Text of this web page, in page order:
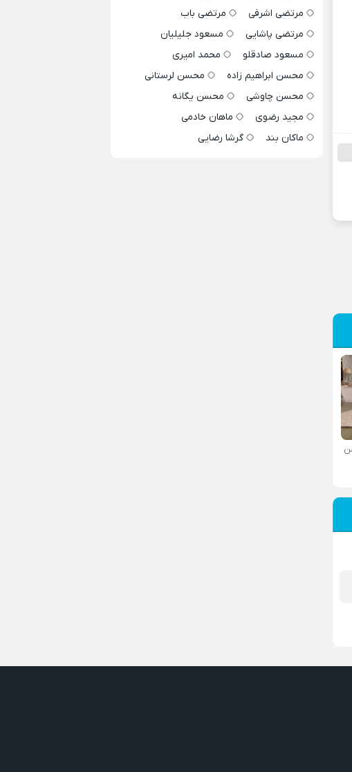
مرتضی اشرفی
مرتضی باب
مرتضی پاشایی
مسعود جلیلیان
مسعود صادقلو
محمد امیری
محسن ابراهیم زاده
محسن لرستانی
محسن چاوشی
محسن یگانه
مجید رضوی
ماهان خادمی
ماکان بند
گرشا رضایی